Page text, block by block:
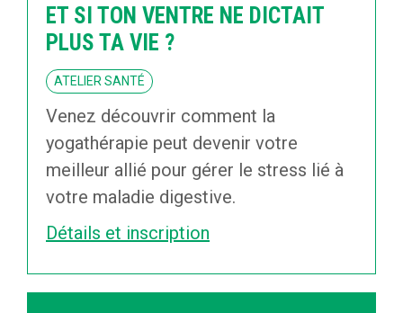
ET SI TON VENTRE NE DICTAIT
PLUS TA VIE ?
ATELIER SANTÉ
Venez découvrir comment la
yogathérapie peut devenir votre
meilleur allié pour gérer le stress lié à
votre maladie digestive.
Détails et inscription